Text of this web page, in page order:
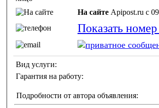
На сайте
Показать
Вид услуги:
Гарантия на работу:
Подробности от автора объявления: